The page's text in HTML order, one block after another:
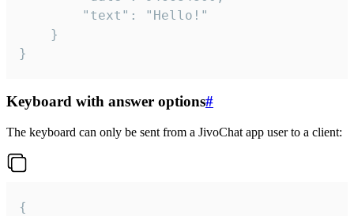
}
Keyboard with answer options#
The keyboard can only be sent from a JivoChat app user to a client:
{